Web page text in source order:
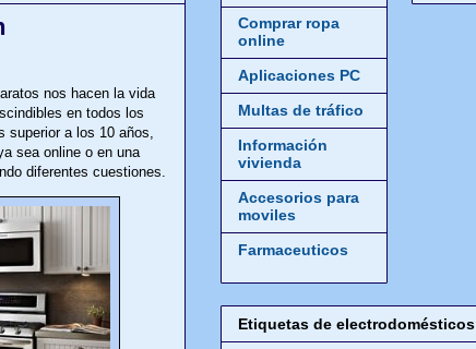
nos hacen la vida
en todos los
superior a los 10 años,
sea online o en una
diferentes cuestiones.
Comprar ropa
online
Aplicaciones PC
Multas de tráfico
Información
vivienda
Accesorios para
moviles
Farmaceuticos
Etiquetas de electrodomésticos